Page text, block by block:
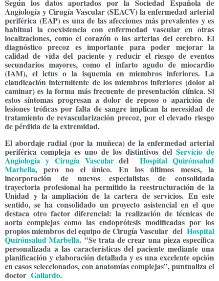
Según los datos aportados por la Sociedad Española de
Angiología y Cirugía Vascular (SEACV) la enfermedad arterial
periférica (EAP) es una de las afecciones más prevalentes y es
habitual la coexistencia con enfermedad vascular en otras
localizaciones, como el corazón o las arterias del cerebro. El
diagnóstico precoz es importante para poder mejorar la
calidad de vida del paciente y reducir el riesgo de eventos
secundarios mayores, como el infarto agudo de miocardio
(IAM), el ictus o la isquemia en miembros inferiores. La
claudicación intermitente de los miembros inferiores (dolor al
caminar) es la forma más frecuente de presentación clínica. Si
estos síntomas progresan a dolor de reposo o aparición de
lesiones tróficas por falta de sangre implican la necesidad de
tratamiento de revascularización precoz, por el elevado riesgo
de pérdida de la extremidad.
El abordaje radial (por la muñeca) de la enfermedad arterial
periférica compleja es uno de los distintivos del Servicio de
Angiología y Cirugía Vascular del Hospital Quirónsalud
Marbella, pero no el único. En los últimos meses, la
incorporación de nuevos especialistas de consolidada
trayectoria profesional ha permitido la reestructuración de la
Unidad y la ampliación de la cartera de servicios. En este
sentido, se ha consolidado un proyecto asistencial en el que
destaca otro factor diferencial: la realización de técnicas de
aorta complejas como las endoprótesis modificadas por los
propios miembros del equipo de Cirugía Vascular del Hospital
Quirónsalud Marbella. "Se trata de crear una pieza específica
personalizada a las características del paciente mediante una
planificación y elaboración detallada y es una excelente opción
en casos seleccionados, con anatomías complejas”, puntualiza el
doctor Gallardo.